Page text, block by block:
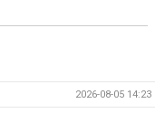
2026-08-05 14:23